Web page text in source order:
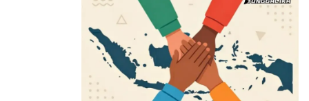
(Foto: dok. PT Pupuk Indonesia (persero)
Sementara itu, temu tani ini dihadiri oleh sekitar 250
petani hortikultura dari berbagai daerah, termasuk
Karawang, Purwakarta, Subang, hingga Brebes dan
Jawa Timur. Ini menandai langkah maju dalam